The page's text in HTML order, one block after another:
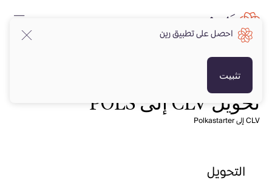
تحويل CLV إلى POLS
CLV إلى Polkastarter
التحويل
احصل على تطبيق رين
تثبيت